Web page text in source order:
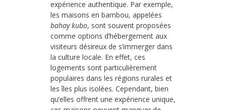
expérience authentique. Par exemple,
les maisons en bambou, appelées
bahay kubo, sont souvent proposées
comme options d’hébergement aux
visiteurs désireux de s’immerger dans
la culture locale. En effet, ces
logements sont particulièrement
populaires dans les régions rurales et
les îles plus isolées. Cependant, bien
qu’elles offrent une expérience unique,